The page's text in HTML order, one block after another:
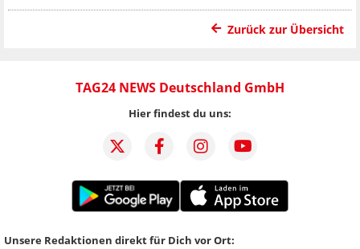
Zurück zur Übersicht
TAG24 NEWS Deutschland GmbH
Hier findest du uns:
Unsere Redaktionen direkt für Dich vor Ort: